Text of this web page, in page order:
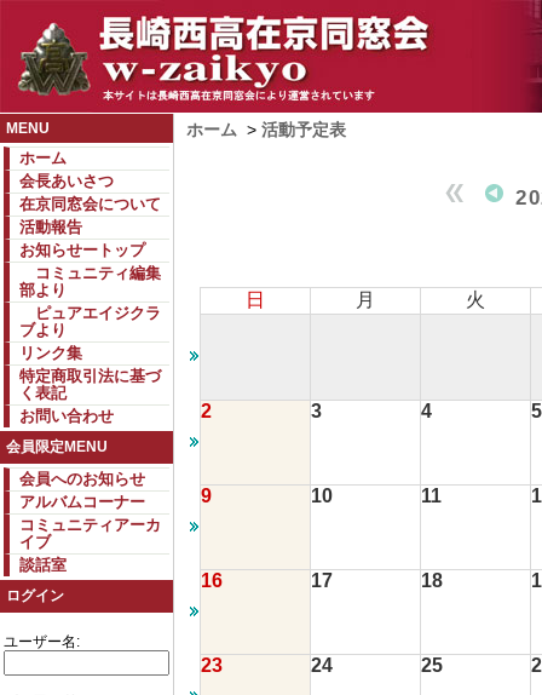
MENU
ホーム
会長あいさつ
在京同窓会について
活動報告
お知らせートップ
コミュニティ編集
部より
ピュアエイジクラ
ブより
リンク集
特定商取引法に基づ
く表記
お問い合わせ
会員限定MENU
会員へのお知らせ
アルバムコーナー
コミュニティアーカ
イブ
談話室
ログイン
ユーザー名:
ホーム > 活動予定表
日 月 火
2 3 4 5
9 10 11
16 17 18
23 24 25